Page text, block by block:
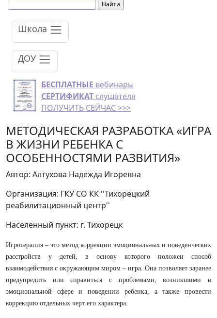
Школа
ДОУ
БЕСПЛАТНЫЕ вебинары
СЕРТИФИКАТ слушателя
ПОЛУЧИТЬ СЕЙЧАС >>>
МЕТОДИЧЕСКАЯ РАЗРАБОТКА «ИГРА
В ЖИЗНИ РЕБЕНКА С
ОСОБЕННОСТЯМИ РАЗВИТИЯ»
Автор: Алтухова Надежда Игоревна
Организация: ГКУ СО КК ''Тихорецкий
реабилитационный центр''
Населенный пункт: г. Тихорецк
Игротерапия – это метод коррекции эмоциональных и поведенческих
расстройств у детей, в основу которого положен способ
взаимодействия с окружающим миром – игра. Она позволяет заранее
предупредить или справиться с проблемами, возникшими в
эмоциональной сфере и поведении ребенка, а также провести
коррекцию отдельных черт его характера.